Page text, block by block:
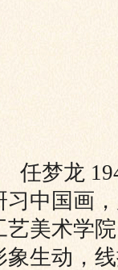
梦龙
习中国画
艺美术学
象生动，